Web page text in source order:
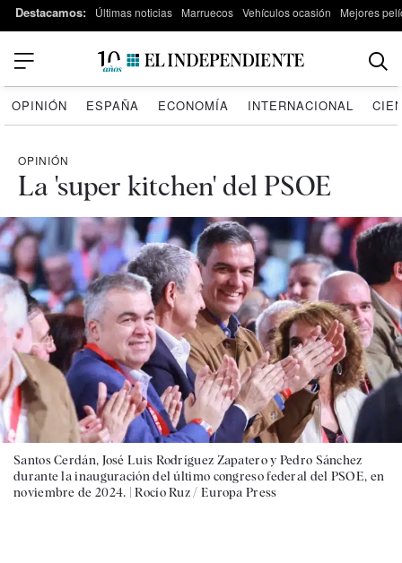
Destacamos: Últimas noticias Marruecos Vehículos ocasión Mejores
OPINIÓN ESPAÑA ECONOMÍA INTERNACIONAL
OPINIÓN
La 'super kitchen' del PSOE
Santos Cerdán, José Luis Rodríguez Zapatero y Pedro Sánchez
durante la inauguración del último congreso federal del PSOE, en
noviembre de 2024. |Rocío Ruz / Europa Press